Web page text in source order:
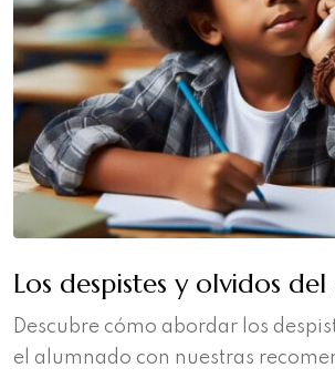
Los despistes y olvidos
Descubre cómo abordar los
el alumnado con nuestras